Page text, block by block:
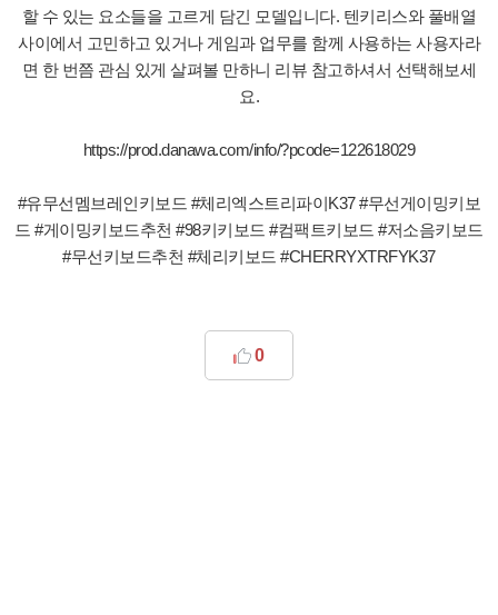
할 수 있는 요소들을 고르게 담긴 모델입니다. 텐키리스와 풀배열
사이에서 고민하고 있거나 게임과 업무를 함께 사용하는 사용자라
면 한 번쯤 관심 있게 살펴볼 만하니 리뷰 참고하셔서 선택해보세
요.
https://prod.danawa.com/info/?pcode=122618029
#유무선멤브레인키보드 #체리엑스트리파이K37 #무선게이밍키보
드 #게이밍키보드추천 #98키키보드 #컴팩트키보드 #저소음키보드
#무선키보드추천 #체리키보드 #CHERRYXTRFYK37
0